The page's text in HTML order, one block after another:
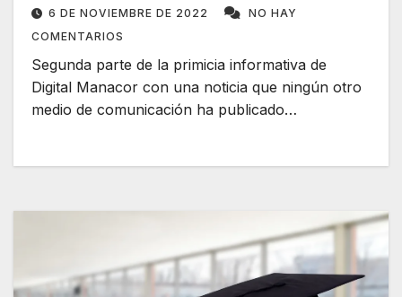
6 DE NOVIEMBRE DE 2022
NO HAY
COMENTARIOS
Segunda parte de la primicia informativa de
Digital Manacor con una noticia que ningún otro
medio de comunicación ha publicado…